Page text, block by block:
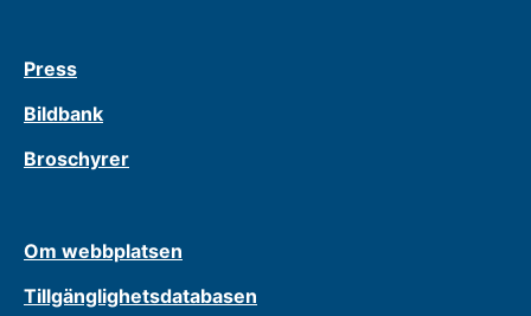
Press
Bildbank
Broschyrer
Om webbplatsen
Tillgänglighetsdatabasen